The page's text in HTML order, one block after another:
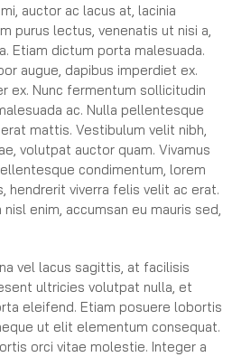
auctor ac lacus at, lacinia
purus lectus, venenatis ut nisi a,
Etiam dictum porta malesuada.
augue, dapibus imperdiet ex.
ex. Nunc fermentum sollicitudin
ac. Nulla pellentesque
mattis. Vestibulum velit nibh,
volutpat auctor quam. Vivamus
condimentum, lorem
hendrerit viverra felis velit ac erat.
nisl enim, accumsan eu mauris sed,
vel lacus sagittis, at facilisis
ultricies volutpat nulla, et
eleifend. Etiam posuere lobortis
ut elit elementum consequat.
orci vitae molestie. Integer a